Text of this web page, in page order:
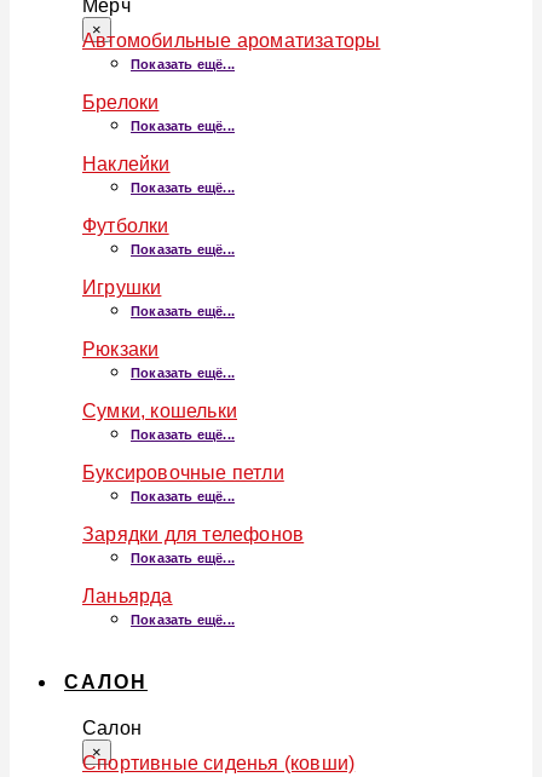
Мерч
×
Автомобильные ароматизаторы
Показать ещё...
Брелоки
Показать ещё...
Наклейки
Показать ещё...
Футболки
Показать ещё...
Игрушки
Показать ещё...
Рюкзаки
Показать ещё...
Сумки, кошельки
Показать ещё...
Буксировочные петли
Показать ещё...
Зарядки для телефонов
Показать ещё...
Ланьярда
Показать ещё...
САЛОН
Салон
×
Спортивные сиденья (ковши)